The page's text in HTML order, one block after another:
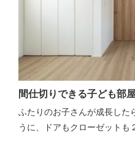
間仕切りできる子ども部
ふたりのお子さんが成長した
うに、ドアもクローゼットも